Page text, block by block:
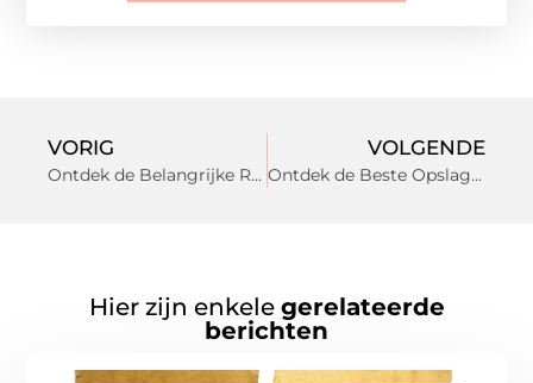
VORIG
Ontdek de Belangrijke Rol van een Notaris in Drachten
VOLGENDE
Ontdek de Beste Opslagoplossingen in Zutphen voor Uw Persoonlijke
Hier zijn enkele gerelateerde
berichten